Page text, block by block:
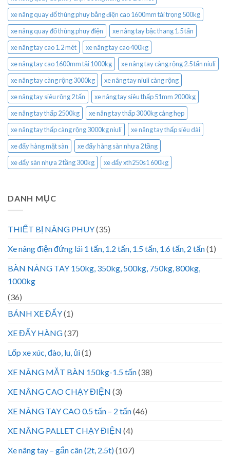
xe nâng quay đổ thùng phuy bằng điện cao 1600mm tải trọng 500kg
xe nâng quay đổ thùng phuy điện
xe nâng tay bậc thang 1.5 tấn
xe nâng tay cao 1.2 mét
xe nâng tay cao 400kg
xe nâng tay cao 1600mm tải 1000kg
xe nâng tay càng rộng 2.5 tấn niuli
xe nâng tay càng rộng 3000kg
xe nâng tay niuli càng rộng
xe nâng tay siêu rộng 2 tấn
xe nâng tay siêu thấp 51mm 2000kg
xe nâng tay thấp 2500kg
xe nâng tay thấp 3000kg càng hẹp
xe nâng tay thấp càng rộng 3000kg niuli
xe nâng tay thấp siêu dài
xe đẩy hàng mặt sàn
xe đẩy hàng sàn nhựa 2 tầng
xe đẩy sàn nhựa 2 tầng 300kg
xe đẩy xth250s1 600kg
DANH MỤC
THIẾT BỊ NÂNG PHUY(35)
Xe nâng điện đứng lái 1 tấn, 1.2 tấn, 1.5 tấn, 1.6 tấn, 2 tấn(1)
BÀN NÂNG TAY 150kg, 350kg, 500kg, 750kg, 800kg,
1000kg
(36)
BÁNH XE ĐẨY(1)
XE ĐẨY HÀNG(37)
Lốp xe xúc, đào, lu, ủi(1)
XE NÂNG MẶT BÀN 150kg-1.5 tấn(38)
XE NÂNG CAO CHẠY ĐIỆN (3)
XE NÂNG TAY CAO 0.5 tấn – 2 tấn(46)
XE NÂNG PALLET CHẠY ĐIỆN (4)
Xe nâng tay – gắn cân (2t, 2.5t)(107)